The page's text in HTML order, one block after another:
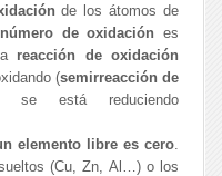
de los átomos de
número de oxidación es
reacción de oxidación
(semirreacción de
está reduciendo
elemento libre es cero.
(Cu, Zn, Al…) o los